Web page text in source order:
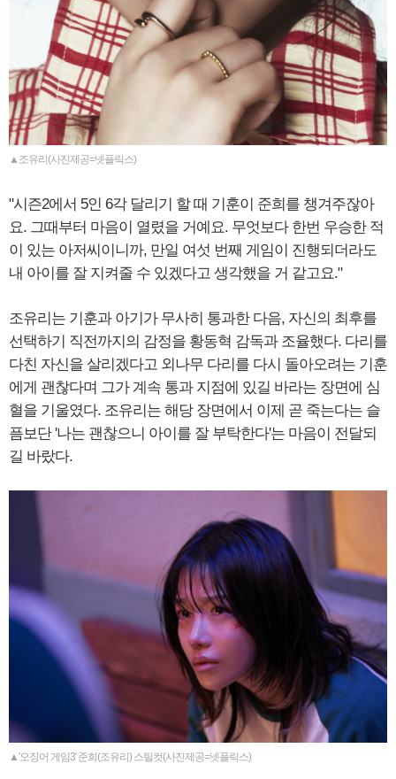
▲조유리(사진제공=넷플릭스)
"시즌2에서 5인 6각 달리기 할 때 기훈이 준희를 챙겨주잖아
요. 그때부터 마음이 열렸을 거예요. 무엇보다 한번 우승한 적
이 있는 아저씨이니까, 만일 여섯 번째 게임이 진행되더라도
내 아이를 잘 지켜줄 수 있겠다고 생각했을 거 같고요."
조유리는 기훈과 아기가 무사히 통과한 다음, 자신의 최후를
선택하기 직전까지의 감정을 황동혁 감독과 조율했다. 다리를
다친 자신을 살리겠다고 외나무 다리를 다시 돌아오려는 기훈
에게 괜찮다며 그가 계속 통과 지점에 있길 바라는 장면에 심
혈을 기울였다. 조유리는 해당 장면에서 이제 곧 죽는다는 슬
픔보단 '나는 괜찮으니 아이를 잘 부탁한다'는 마음이 전달되
길 바랐다.
▲'오징어 게임3' 준희(조유리) 스틸컷(사진제공=넷플릭스)